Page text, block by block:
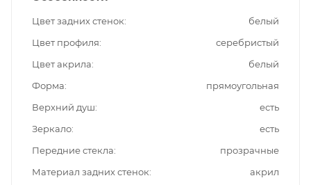
Цвет задних стенок
белый
Цвет профиля
серебристый
Цвет акрила
белый
Форма
прямоугольная
Верхний душ
есть
Зеркало
есть
Передние стекла
прозрачные
Материал задних стенок
акрил